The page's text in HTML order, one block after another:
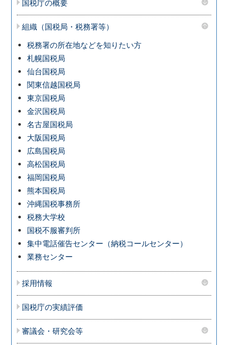
国税庁の概要
組織（国税局・税務署等）
税務署の所在地などを知りたい方
札幌国税局
仙台国税局
関東信越国税局
東京国税局
金沢国税局
名古屋国税局
大阪国税局
広島国税局
高松国税局
福岡国税局
熊本国税局
沖縄国税事務所
税務大学校
国税不服審判所
集中電話催告センター（納税コールセンター）
業務センター
採用情報
国税庁の実績評価
審議会・研究会等